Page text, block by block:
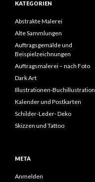
KATEGORIEN
Abstrakte Malerei
Alte Sammlungen
Auftragsgemälde und
Beispielzeichnungen
Auftragsmalerei – nach Foto
Dark Art
Illustrationen-Buchillustration
Kalender und Postkarten
Schilder-Leder- Deko
Skizzen und Tattoo
META
Anmelden